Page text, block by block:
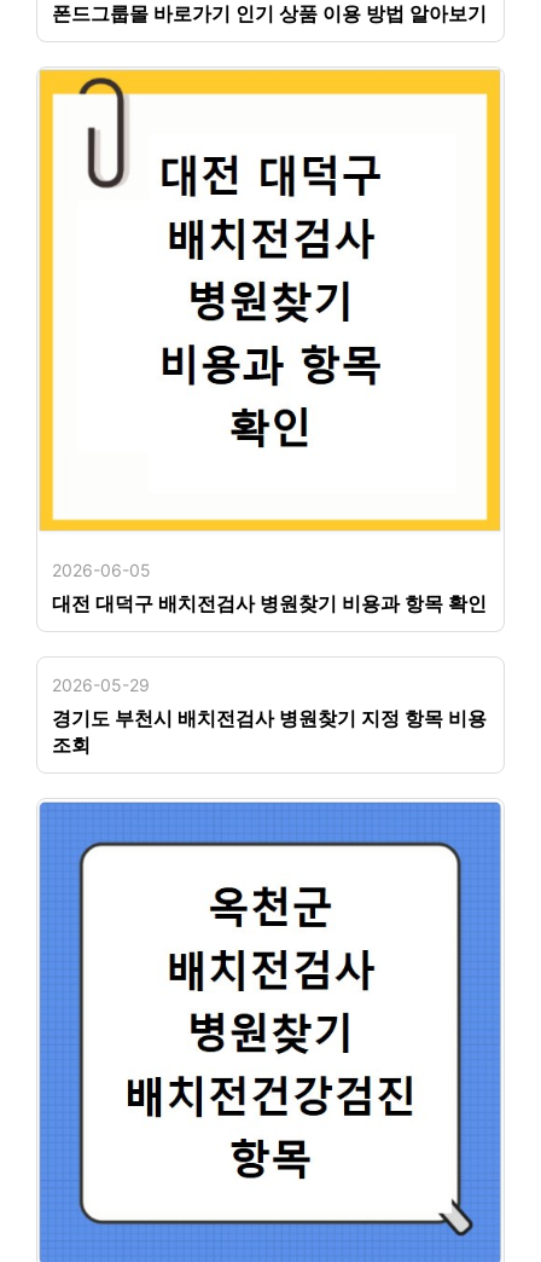
폰드그룹몰 바로가기 인기 상품 이용 방법 알아보기
2026-06-05
대전 대덕구 배치전검사 병원찾기 비용과 항목 확인
2026-05-29
경기도 부천시 배치전검사 병원찾기 지정 항목 비용
조회